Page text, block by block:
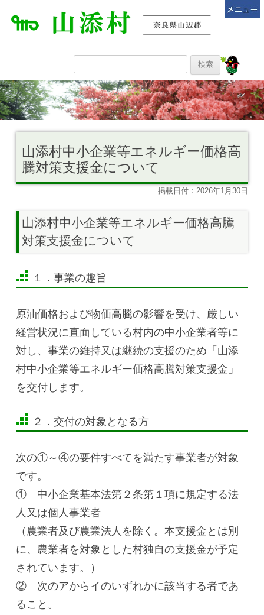
山添村中小企業等エネルギー価格高
騰対策支援金について
掲載日付：2026年1月30日
山添村中小企業等エネルギー価格高騰
対策支援金について
１．事業の趣旨
原油価格および物価高騰の影響を受け、厳しい
経営状況に直面している村内の中小企業者等に
対し、事業の維持又は継続の支援のため「山添
村中小企業等エネルギー価格高騰対策支援金」
を交付します。
２．交付の対象となる方
次の①～④の要件すべてを満たす事業者が対象
です。
① 中小企業基本法第２条第１項に規定する法
人又は個人事業者
（農業者及び農業法人を除く。本支援金とは別
に、農業者を対象とした村独自の支援金が予定
されています。）
② 次のアからイのいずれかに該当する者であ
ること。